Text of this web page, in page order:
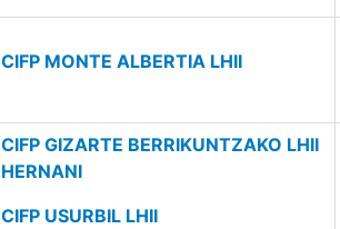
CIFP MONTE ALBERTIA LHII
CIFP GIZARTE BERRIKUNTZAKO LHII
HERNANI
CIFP USURBIL LHII